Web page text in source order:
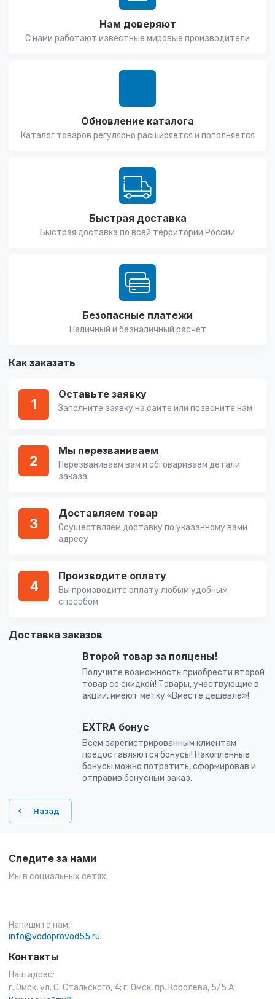
Нам доверяют
С нами работают известные мировые производители
Обновление каталога
Каталог товаров регулярно расширяется и пополняется
Быстрая доставка
Быстрая доставка по всей территории России
Безопасные платежи
Наличный и безналичный расчет
Как заказать
1
Оставьте заявку
Заполните заявку на сайте или позвоните нам
2
Мы перезваниваем
Перезваниваем вам и обговариваем детали
заказа
3
Доставляем товар
Осуществляем доставку по указанному вами
адресу
4
Производите оплату
Вы производите оплату любым удобным
способом
Доставка заказов
Второй товар за полцены!
Получите возможность приобрести второй
товар со скидкой! Товары, участвующие в
акции, имеют метку «Вместе дешевле»!
EXTRA бонус
Всем зарегистрированным клиентам
предоставляются бонусы! Накопленные
бонусы можно потратить, сформировав и
отправив бонусный заказ.
Назад
Следите за нами
Мы в социальных сетях:
Напишите нам:
info@vodoprovod55.ru
Контакты
Наш адрес:
г. Омск, ул. С. Стальского, 4; г. Омск, пр. Королева, 5/5 А